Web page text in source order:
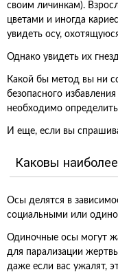
своим личинкам).
цветами и иногда
увидеть осу,
Однако увидеть их
Какой бы метод вы ни
безопасного
необходимо
И еще, если вы
Каковы
Осы делятся в
социальными или
Одиночные осы могут
для парализации
даже если вас ужалят,